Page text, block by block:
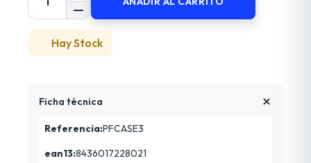
Hay Stock
Ficha técnica
Referencia:PFCASE3
ean13:8436017228021